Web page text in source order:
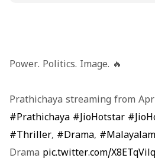
Power. Politics. Image. 🔥
Prathichaya streaming from
#Prathichaya #JioHotstar
#Thriller, #Drama, #Malayalam
Drama pic.twitter.com/